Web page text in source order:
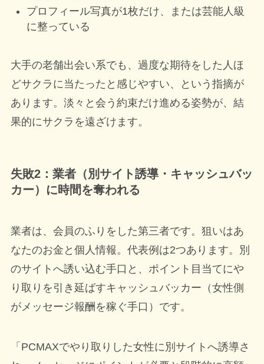
プロフィール写真が1枚だけ、または芸能人級
に整っている
大手の老舗出会い系でも、過度な期待をした人ほ
どサクラに当たったと感じやすい、という指摘が
あります。淡々と会う約束だけ進める姿勢が、結
果的にサクラを遠ざけます。
失敗2：業者（別サイト誘導・キャッシュバッ
カー）に時間を奪われる
業者は、会員のふりをした第三者です。狙いはあ
なたのお金と個人情報。代表例は2つあります。別
のサイトへ誘い込む手口と、ポイント目当てにや
り取りを引き延ばすキャッシュバッカー（女性側
がメッセージ報酬を稼ぐ手口）です。
「PCMAXでやり取りした女性に別サイトへ誘導さ